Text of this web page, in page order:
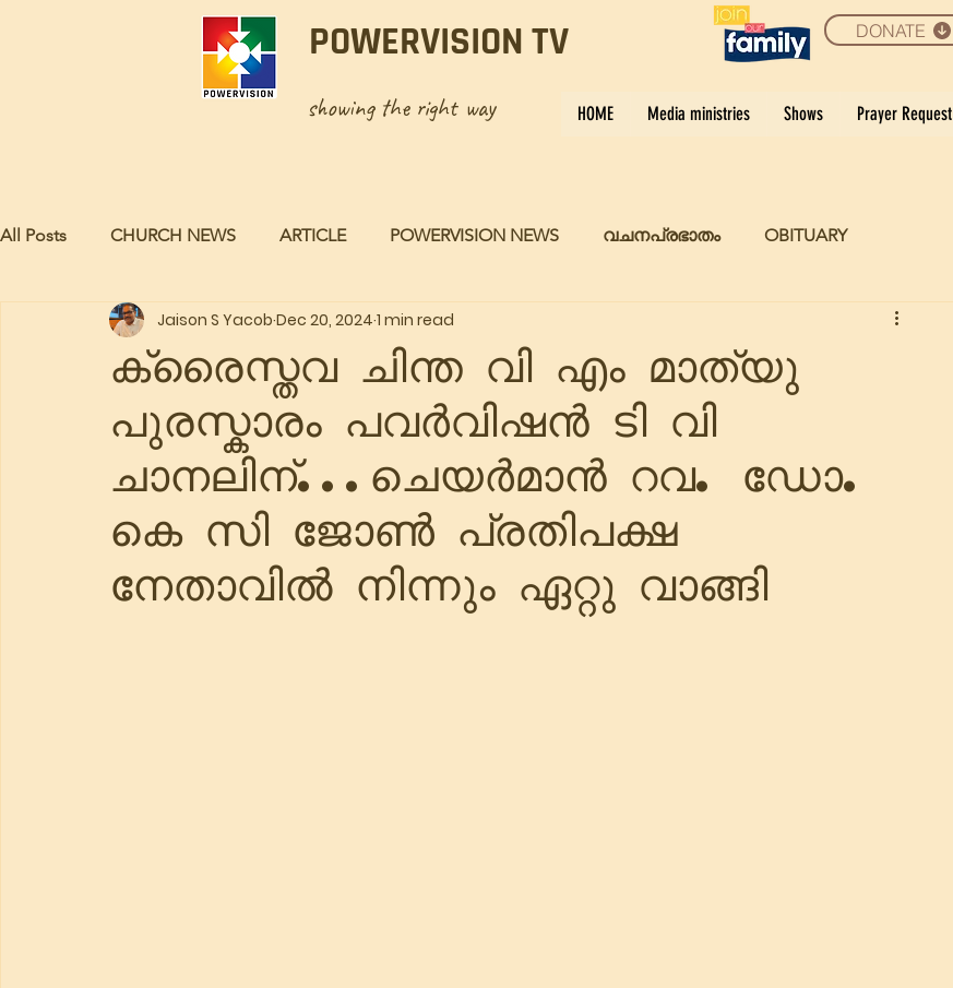
POWERVISION TV
showing the right way
DONATE
HOME Media ministries Shows Prayer Request
All Posts CHURCH NEWS ARTICLE POWERVISION NEWS വചനപ്രഭാതം OBITUARY
ക്രൈസ്തവ ചിന്ത വി എം മാത്യു
പുരസ്കാരം പവർവിഷൻ ടി വി
ചാനലിന്...ചെയർമാൻ റവ. ഡോ.
കെ സി ജോൺ പ്രതിപക്ഷ
നേതാവിൽ നിന്നും ഏറ്റു വാങ്ങി
Jaison S Yacob Dec 20, 2024 1 min read